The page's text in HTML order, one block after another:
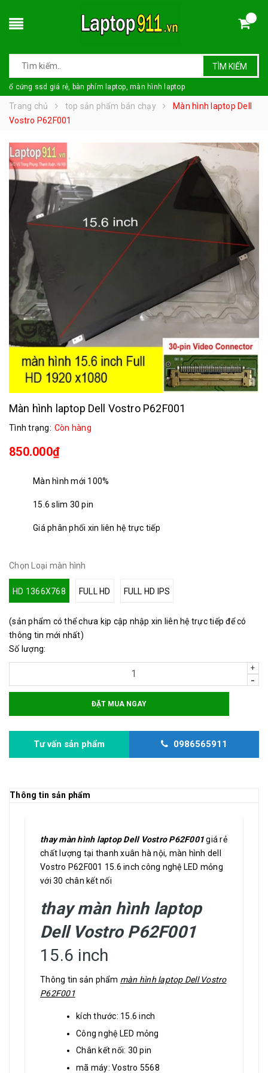
TÌM KIẾM
ổ cứng ssd giá rẻ, bàn phím laptop, màn hình laptop
Trang chủ top sản phẩm bán chạy
Màn hình laptop Dell
Vostro P62F001
Màn hình laptop Dell Vostro P62F001
Tình trạng: Còn hàng
850.000₫
Màn hình mới 100%
15.6 slim 30 pin
Giá phân phối xin liên hệ trực tiếp
Chọn Loại màn hình
HD 1366X768 FULL HD FULL HD IPS
(sản phẩm có thể chưa kịp cập nhập xin liên hệ trực tiếp để có
thông tin mới nhất)
Số lượng:
+
-
ĐẶT MUA NGAY
Tư vấn sản phẩm 0986565911
Thông tin sản phẩm
thay màn hình laptop Dell Vostro P62F001giá rẻ
chất lượng tại thanh xuân hà nội, màn hình dell
Vostro P62F001 15.6 inch công nghệ LED mỏng
với 30 chân kết nối
thay màn hình laptop
Dell Vostro P62F001
15.6 inch
Thông tin sản phẩm màn hình laptop Dell Vostro
P62F001
kích thước: 15.6 inch
Công nghệ LED mỏng
Chân kết nối: 30 pin
mã máy: Vostro 5568